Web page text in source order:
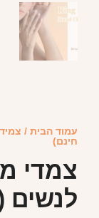
עמוד הבית /
חינם)
צמדי
לנשים